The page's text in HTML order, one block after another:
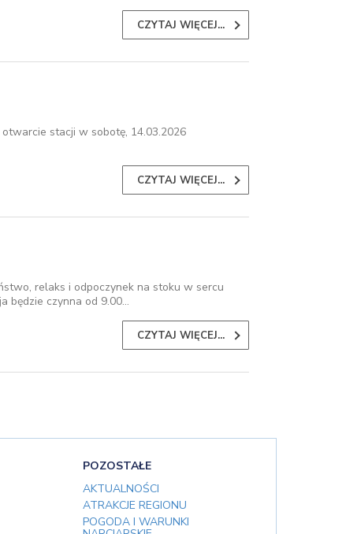
CZYTAJ WIĘCEJ...
stacji w sobotę, 14.03.2026
CZYTAJ WIĘCEJ...
relaks i odpoczynek na stoku w sercu
będzie czynna od 9.00…
CZYTAJ WIĘCEJ...
POZOSTAŁE
AKTUALNOŚCI
ATRAKCJE REGIONU
POGODA I WARUNKI